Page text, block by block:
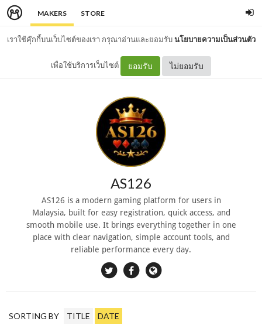
MAKERS STORE
เราใช้คุ๊กกี้บนเว็บไซต์ของเรา กรุณาอ่านและยอมรับนโยบายความเป็นส่วนตัว
เพื่อใช้บริการเว็บไซต์ ยอมรับ ไม่ยอมรับ
AS126
AS126 is a modern gaming platform for users in
Malaysia, built for easy registration, quick access, and
smooth mobile use. It brings everything together in one
place with clear navigation, simple account tools, and
reliable performance every day.
SORTING BY TITLE DATE